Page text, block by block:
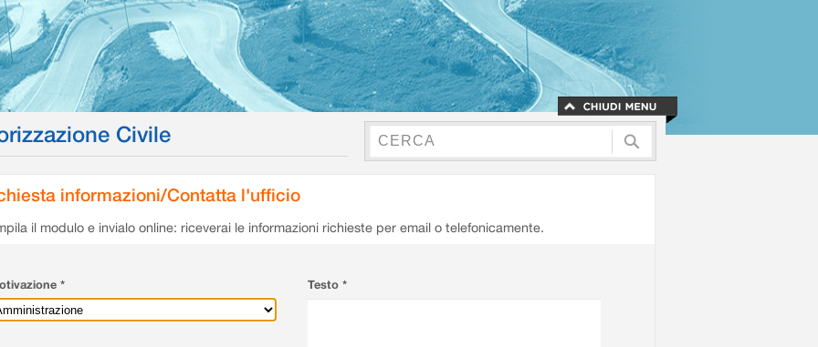
Civile
informazioni/Contatta l'ufficio
il modulo e invialo online: riceverai le informazioni richieste per email o telefonicamente.
* Testo *